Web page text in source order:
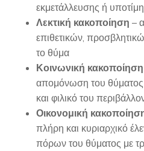
εκμετάλλευσης ή
Λεκτική κακοποίηση –
επιθετικών,
το θύμα
Κοινωνική κακοποίηση
απομόνωση του θύματος
και φιλικό του
Οικονομική
πλήρη και κυριαρχικό
πόρων του θύματος με